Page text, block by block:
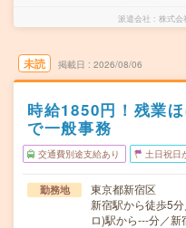
派遣会社 株式会
未読 掲載日 2026/08/06
時給1850円！残業
で一般事務
交通費別途支給あり 土日祝日
勤務地
東京都新宿区
新宿駅から徒歩5
ロ)駅から---分／